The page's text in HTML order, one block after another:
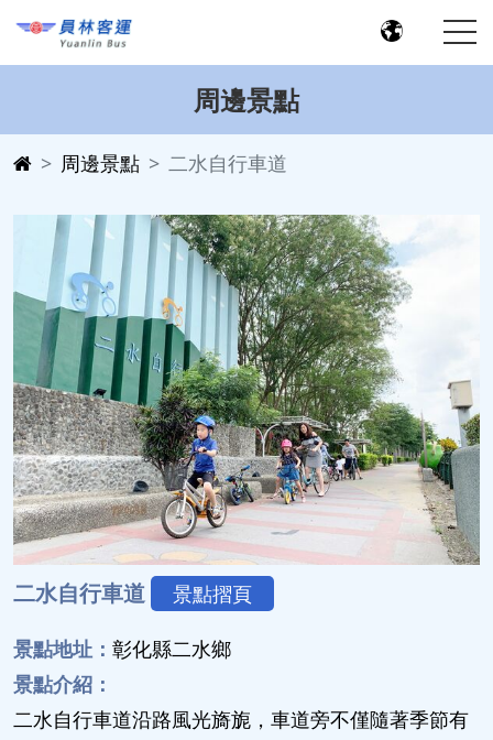
周邊景點
周邊景點 二水自行車道
二水自行車道 景點摺頁
景點地址： 彰化縣二水鄉
景點介紹：
二水自行車道沿路風光旖旎，車道旁不僅隨著季節有